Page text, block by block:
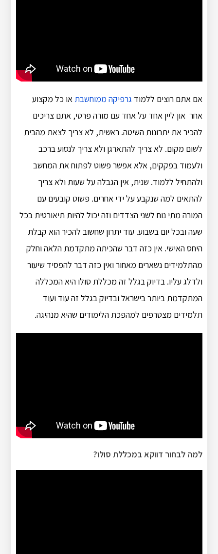
אם אתם רוצים ללמוד גרפיקה ממוחשבת או כל מקצוע
אחר און ליין אחד על אחד עם מורה פרטי, אתם צריכים
להכיר את יתרונות השיטה. ראשית, לא צריך לצאת מהבית
לשום מקום. לא צריך להתארגן ולא צריך לנסוע ברכב
ולעמוד בפקקים, אלא אפשר פשוט לפתוח את המחשב
ולהתחיל ללמוד. שנית, אין הגבלה על שעות ולא צריך
להתאים למה שנקבע על ידי אחרים. פשוט קובעים עם
המורה מתי נוח לשני הצדדים וזה יכול להיות תיאורטית בכל
שעה ובכל יום בשבוע. עוד יתרון שחשוב להכיר הוא קבלת
היחס האישי. אין כזה דבר שהכיתה מתקדמת הלאה וחלק
מהתלמידים נשארים מאחור ואין כזה דבר להפסיד שיעור
ולדלג עליו. בדיוק בגלל זה מכללת סולו היא המכללה
המתקדמת ביותר בישראל ובדיוק בגלל זה עוד ועוד
תלמידים מצטרפים למהפכת הלימודים שהיא מנהיגה.
למה לבחור דווקא במכללת סולו?